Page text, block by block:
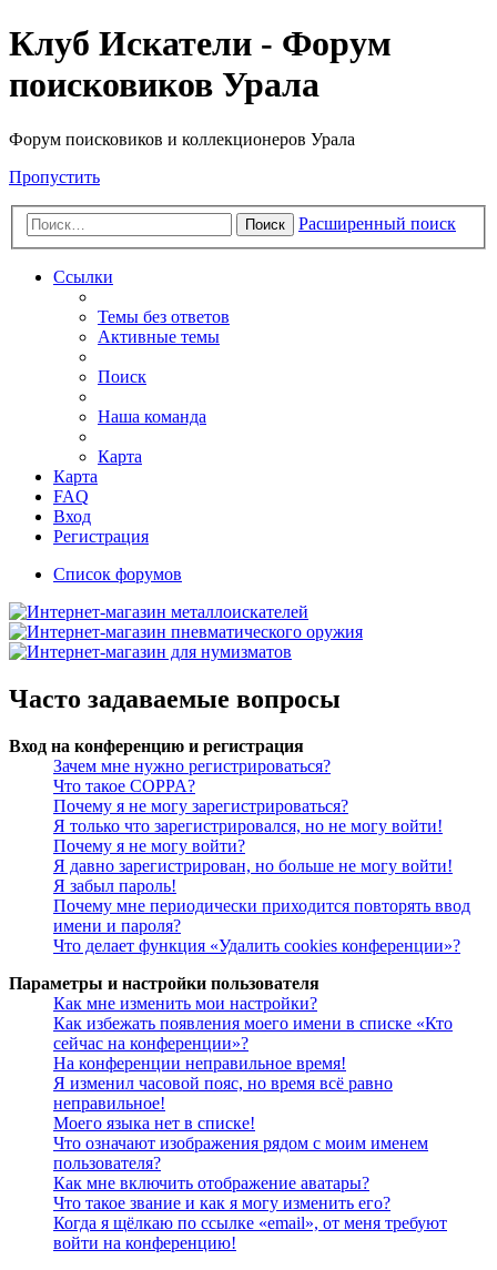
Клуб Искатели - Форум
поисковиков Урала
Форум поисковиков и коллекционеров Урала
Пропустить
Поиск Расширенный поиск
Ссылки
Темы без ответов
Активные темы
Поиск
Наша команда
Карта
Карта
FAQ
Вход
Регистрация
Список форумов
Часто задаваемые вопросы
Вход на конференцию и регистрация
Зачем мне нужно регистрироваться?
Что такое COPPA?
Почему я не могу зарегистрироваться?
Я только что зарегистрировался, но не могу войти!
Почему я не могу войти?
Я давно зарегистрирован, но больше не могу войти!
Я забыл пароль!
Почему мне периодически приходится повторять ввод
имени и пароля?
Что делает функция «Удалить cookies конференции»?
Параметры и настройки пользователя
Как мне изменить мои настройки?
Как избежать появления моего имени в списке «Кто
сейчас на конференции»?
На конференции неправильное время!
Я изменил часовой пояс, но время всё равно
неправильное!
Моего языка нет в списке!
Что означают изображения рядом с моим именем
пользователя?
Как мне включить отображение аватары?
Что такое звание и как я могу изменить его?
Когда я щёлкаю по ссылке «email», от меня требуют
войти на конференцию!